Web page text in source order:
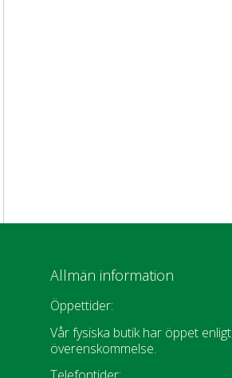
Allmän information
Öppettider:
Vår fysiska butik har öppet enligt
överenskommelse.